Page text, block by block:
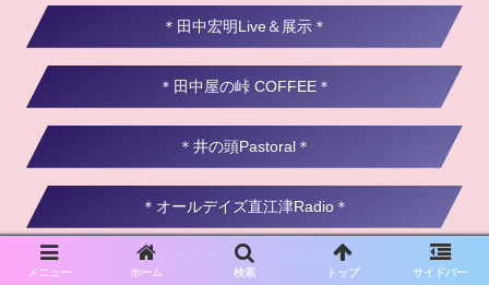
＊田中宏明Live＆展示＊
＊田中屋の峠 COFFEE＊
＊井の頭Pastoral＊
＊オールデイズ直江津Radio＊
© 2021 田中屋の少年雑記.
メニュー ホーム 検索 トップ サイドバー